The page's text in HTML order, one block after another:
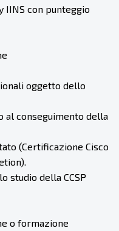
IINS con punteggio
oggetto dello
al conseguimento della
(Certificazione Cisco
studio della CCSP
o formazione